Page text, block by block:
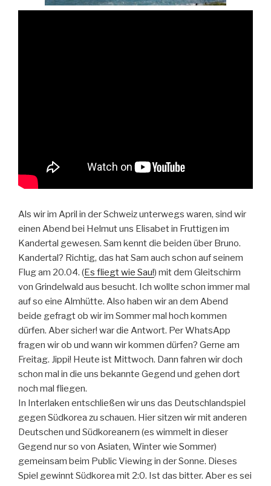
Als wir im April in der Schweiz unterwegs waren, sind wir
einen Abend bei Helmut uns Elisabet in Fruttigen im
Kandertal gewesen. Sam kennt die beiden über Bruno.
Kandertal? Richtig, das hat Sam auch schon auf seinem
Flug am 20.04. (Es fliegt wie Sau!) mit dem Gleitschirm
von Grindelwald aus besucht. Ich wollte schon immer mal
auf so eine Almhütte. Also haben wir an dem Abend
beide gefragt ob wir im Sommer mal hoch kommen
dürfen. Aber sicher! war die Antwort. Per WhatsApp
fragen wir ob und wann wir kommen dürfen? Gerne am
Freitag. Jippi! Heute ist Mittwoch. Dann fahren wir doch
schon mal in die uns bekannte Gegend und gehen dort
noch mal fliegen.
In Interlaken entschließen wir uns das Deutschlandspiel
gegen Südkorea zu schauen. Hier sitzen wir mit anderen
Deutschen und Südkoreanern (es wimmelt in dieser
Gegend nur so von Asiaten, Winter wie Sommer)
gemeinsam beim Public Viewing in der Sonne. Dieses
Spiel gewinnt Südkorea mit 2:0. Ist das bitter. Aber es sei